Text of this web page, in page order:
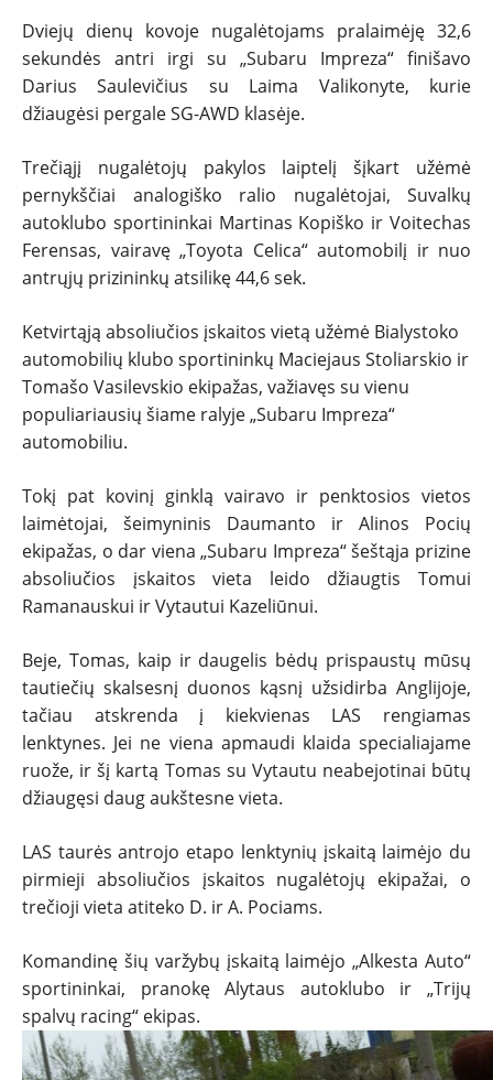
Dviejų dienų kovoje nugalėtojams pralaimėję 32,6
sekundės antri irgi su „Subaru Impreza“ finišavo
Darius Saulevičius su Laima Valikonyte, kurie
džiaugėsi pergale SG-AWD klasėje.
Trečiąjį nugalėtojų pakylos laiptelį šįkart užėmė
pernykščiai analogiško ralio nugalėtojai, Suvalkų
autoklubo sportininkai Martinas Kopiško ir Voitechas
Ferensas, vairavę „Toyota Celica“ automobilį ir nuo
antrųjų prizininkų atsilikę 44,6 sek.
Ketvirtąją absoliučios įskaitos vietą užėmė Bialystoko
automobilių klubo sportininkų Maciejaus Stoliarskio ir
Tomašo Vasilevskio ekipažas, važiavęs su vienu
populiariausių šiame ralyje „Subaru Impreza“
automobiliu.
Tokį pat kovinį ginklą vairavo ir penktosios vietos
laimėtojai, šeimyninis Daumanto ir Alinos Pocių
ekipažas, o dar viena „Subaru Impreza“ šeštąja prizine
absoliučios įskaitos vieta leido džiaugtis Tomui
Ramanauskui ir Vytautui Kazeliūnui.
Beje, Tomas, kaip ir daugelis bėdų prispaustų mūsų
tautiečių skalsesnį duonos kąsnį užsidirba Anglijoje,
tačiau atskrenda į kiekvienas LAS rengiamas
lenktynes. Jei ne viena apmaudi klaida specialiajame
ruože, ir šį kartą Tomas su Vytautu neabejotinai būtų
džiaugęsi daug aukštesne vieta.
LAS taurės antrojo etapo lenktynių įskaitą laimėjo du
pirmieji absoliučios įskaitos nugalėtojų ekipažai, o
trečioji vieta atiteko D. ir A. Pociams.
Komandinę šių varžybų įskaitą laimėjo „Alkesta Auto“
sportininkai, pranokę Alytaus autoklubo ir „Trijų
spalvų racing“ ekipas.